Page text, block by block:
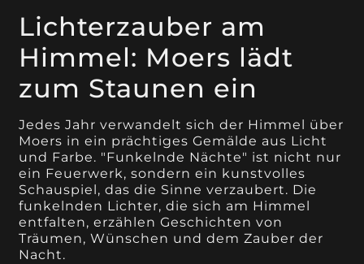
Lichterzauber am
Himmel: Moers lädt
zum Staunen ein
Jedes Jahr verwandelt sich der Himmel über
Moers in ein prächtiges Gemälde aus Licht
und Farbe. "Funkelnde Nächte" ist nicht nur
ein Feuerwerk, sondern ein kunstvolles
Schauspiel, das die Sinne verzaubert. Die
funkelnden Lichter, die sich am Himmel
entfalten, erzählen Geschichten von
Träumen, Wünschen und dem Zauber der
Nacht.